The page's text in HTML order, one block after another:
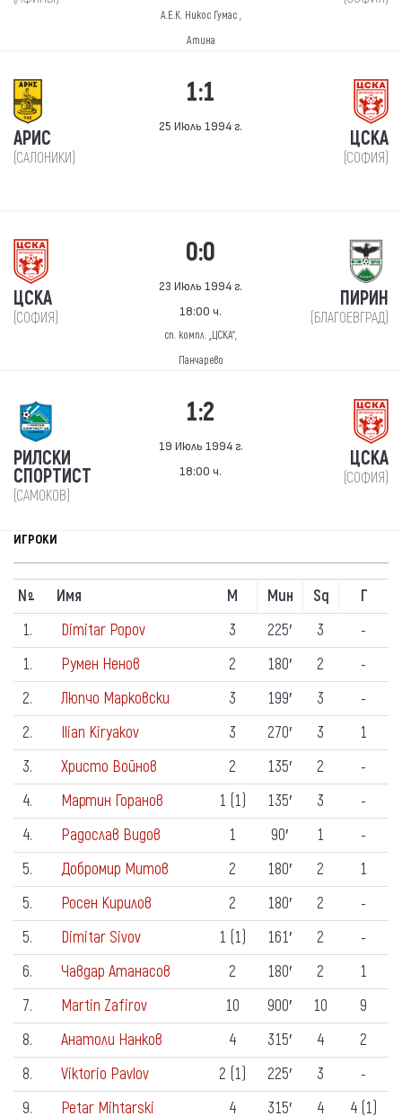
А.Е.К. Никос Гумас ,
Атина
АРИС
(САЛОНИКИ)
1:1
25 Июль 1994 г.
ЦСКА
(СОФИЯ)
ЦСКА
(СОФИЯ)
0:0
23 Июль 1994 г.
18:00 ч.
сп. компл. „ЦСКА“,
Панчарево
ПИРИН
(БЛАГОЕВГРАД)
РИЛСКИ
СПОРТИСТ
(САМОКОВ)
1:2
19 Июль 1994 г.
18:00 ч.
ЦСКА
(СОФИЯ)
ИГРОКИ
Nº Имя М Мин Sq
Г
1.
Dimitar Popov 3 225′ 3
-
1.
Румен Ненов 2 180′ 2
-
2.
Люпчо Марковски 3 199′ 3
-
2.
Ilian Kiryakov 3 270′ 3
1
3.
Христо Войнов 2 135′ 2
-
4.
Мартин Горанов 1 (1) 135′ 3
-
4.
Радослав Видов 1 90′ 1
-
5.
Добромир Митов 2 180′ 2
1
5.
Росен Кирилов 2 180′ 2
-
5.
Dimitar Sivov 1 (1) 161′ 2
-
6.
Чавдар Атанасов 2 180′ 2
1
7.
Martin Zafirov 10 900′ 10
9
8.
Анатоли Нанков 4 315′ 4
2
8.
Viktorio Pavlov 2 (1) 225′ 3
-
9.
Petar Mihtarski 4 315′ 4
4 (1)